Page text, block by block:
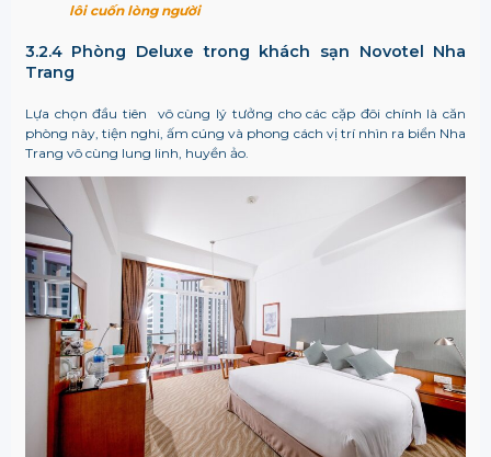
lôi cuốn lòng người
3.2.4 Phòng Deluxe trong khách sạn Novotel Nha
Trang
Lựa chọn đầu tiên vô cùng lý tưởng cho các cặp đôi chính là căn
phòng này, tiện nghi, ấm cúng và phong cách vị trí nhìn ra biển Nha
Trang vô cùng lung linh, huyền ảo.